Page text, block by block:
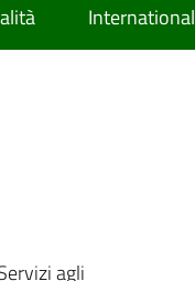
International
agli